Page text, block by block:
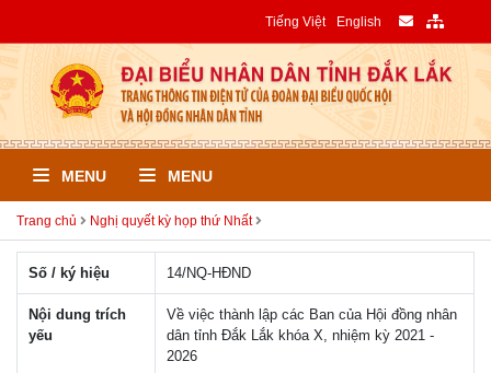
Tiếng Việt English
MENU MENU
Trang chủ Nghị quyết kỳ họp thứ Nhất
Số / ký hiệu 14/NQ-HÐND
Nội dung trích
yếu
Về việc thành lập các Ban của Hội đồng nhân
dân tỉnh Đắk Lắk khóa X, nhiệm kỳ 2021 -
2026